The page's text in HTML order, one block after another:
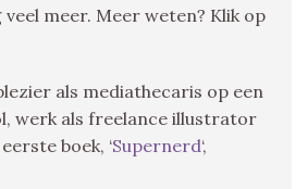
meer. Meer weten? Klik op
als mediathecaris op een
werk als freelance illustrator
boek, ‘Supernerd‘,